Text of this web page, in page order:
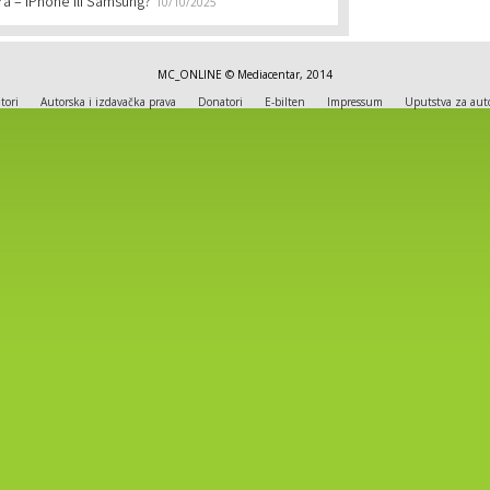
MC_ONLINE © Mediacentar, 2014
Autorska i izdavačka prava Donatori E-bilten Impressum Uputstva za